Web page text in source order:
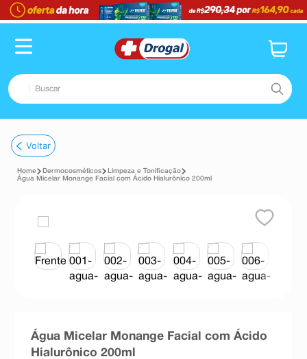
Buscar
1º fralda
2º dipirona
tadalafila
minoxidil
desodorante
absorvente
Voltar
Dermocosméticos
Limpeza e Tonificação
Água Micelar Monange Facial com Ácido Hialurônico 200ml
Água Micelar Monange Facial com Ácido
Hialurônico 200ml